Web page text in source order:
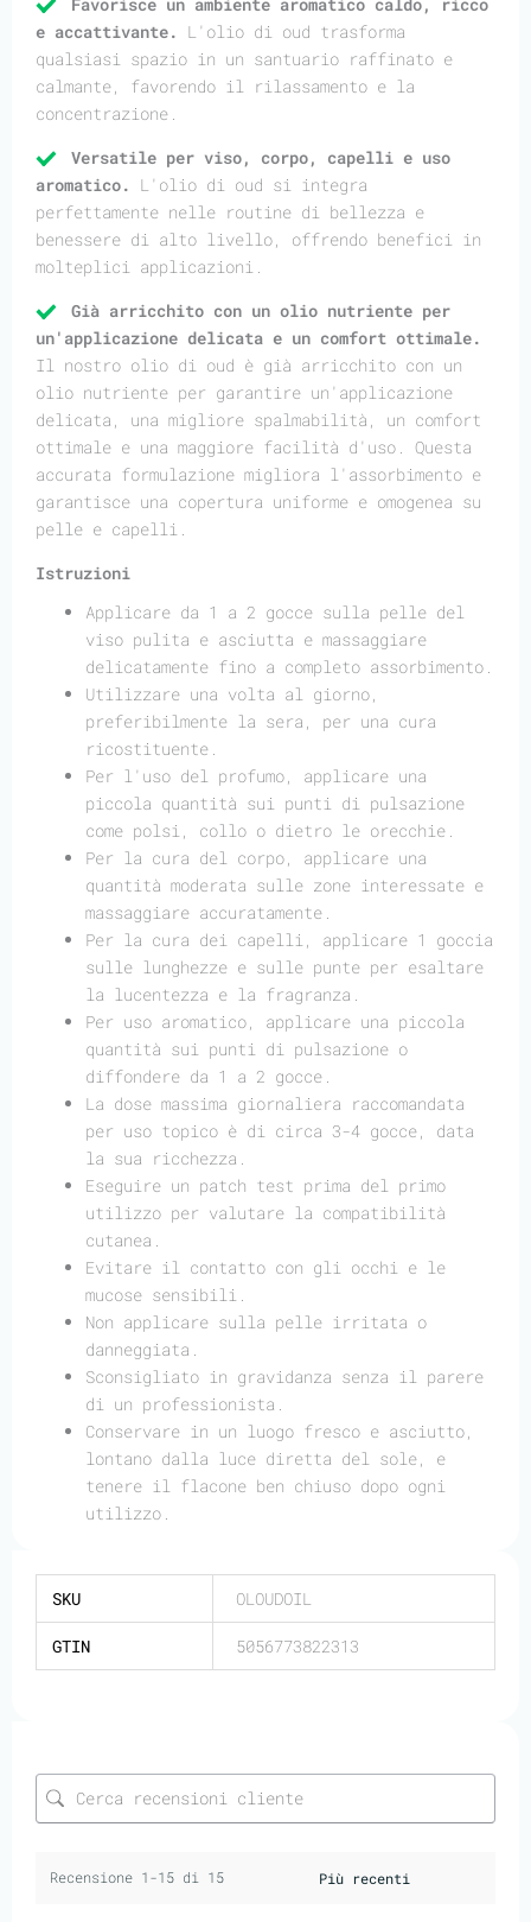
Favorisce un ambiente aromatico caldo, ricco
e accattivante. L'olio di oud trasforma
qualsiasi spazio in un santuario raffinato e
calmante, favorendo il rilassamento e la
concentrazione.
Versatile per viso, corpo, capelli e uso
aromatico. L'olio di oud si integra
perfettamente nelle routine di bellezza e
benessere di alto livello, offrendo benefici in
molteplici applicazioni.
Già arricchito con un olio nutriente per
un'applicazione delicata e un comfort ottimale.
Il nostro olio di oud è già arricchito con un
olio nutriente per garantire un'applicazione
delicata, una migliore spalmabilità, un comfort
ottimale e una maggiore facilità d'uso. Questa
accurata formulazione migliora l'assorbimento e
garantisce una copertura uniforme e omogenea su
pelle e capelli.
Istruzioni
Applicare da 1 a 2 gocce sulla pelle del
viso pulita e asciutta e massaggiare
delicatamente fino a completo assorbimento.
Utilizzare una volta al giorno,
preferibilmente la sera, per una cura
ricostituente.
Per l'uso del profumo, applicare una
piccola quantità sui punti di pulsazione
come polsi, collo o dietro le orecchie.
Per la cura del corpo, applicare una
quantità moderata sulle zone interessate e
massaggiare accuratamente.
Per la cura dei capelli, applicare 1 goccia
sulle lunghezze e sulle punte per esaltare
la lucentezza e la fragranza.
Per uso aromatico, applicare una piccola
quantità sui punti di pulsazione o
diffondere da 1 a 2 gocce.
La dose massima giornaliera raccomandata
per uso topico è di circa 3-4 gocce, data
la sua ricchezza.
Eseguire un patch test prima del primo
utilizzo per valutare la compatibilità
cutanea.
Evitare il contatto con gli occhi e le
mucose sensibili.
Non applicare sulla pelle irritata o
danneggiata.
Sconsigliato in gravidanza senza il parere
di un professionista.
Conservare in un luogo fresco e asciutto,
lontano dalla luce diretta del sole, e
tenere il flacone ben chiuso dopo ogni
utilizzo.
SKU OLOUDOIL
GTIN 5056773822313
Recensione 1-15 di 15